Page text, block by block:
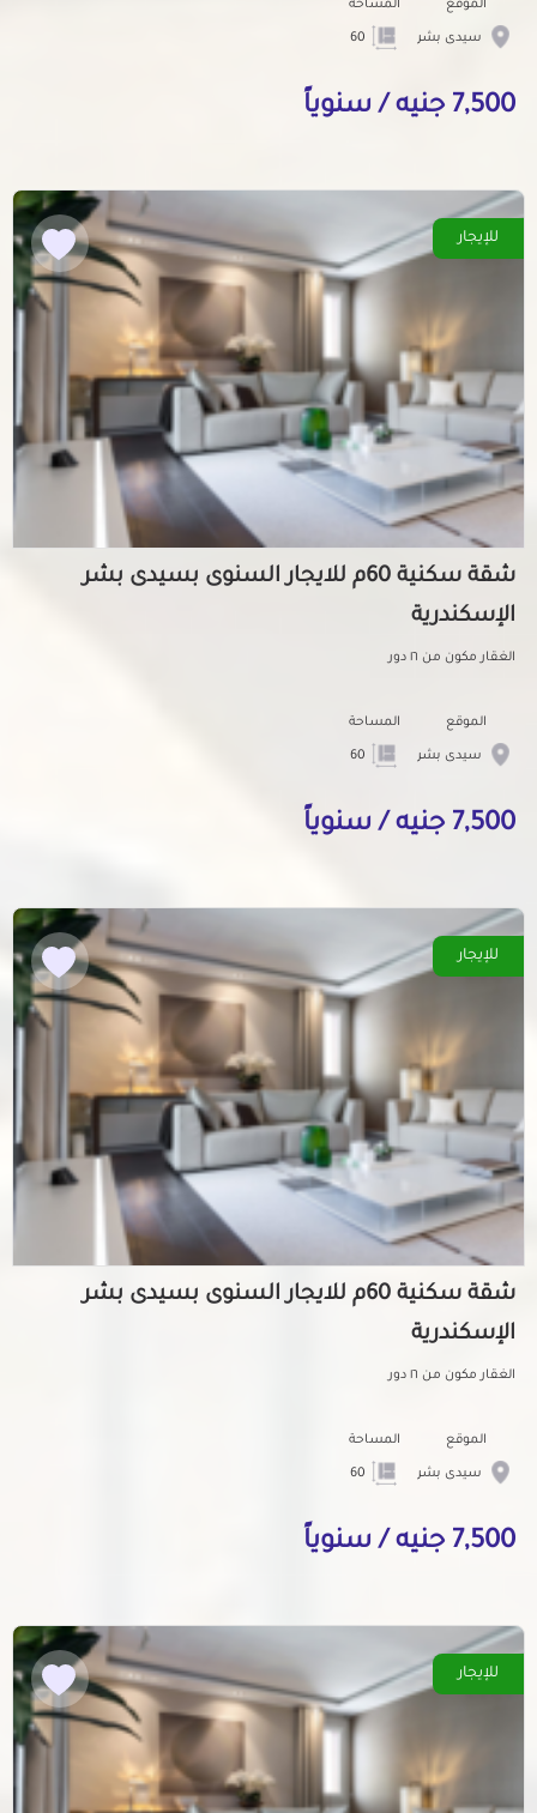
الموقع
سيدى بشر
المساحة
7,500 جنيه / سنوياً
للإيجار
شقة سكنية 60م للايجار السنوى بسيدى بشر
الإسكندرية
الغقار مكون من ١٦ دور
الموقع
سيدى بشر
المساحة
7,500 جنيه / سنوياً
للإيجار
شقة سكنية 60م للايجار السنوى بسيدى بشر
الإسكندرية
الغقار مكون من ١٦ دور
الموقع
سيدى بشر
المساحة
7,500 جنيه / سنوياً
للإيجار